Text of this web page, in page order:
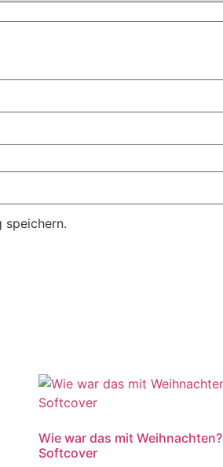
speichern.
Wie war das mit Weihnachten?
Softcover